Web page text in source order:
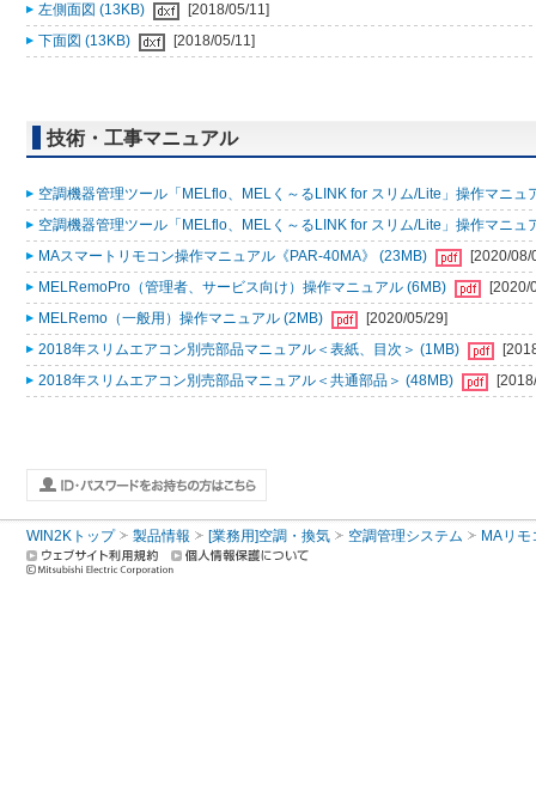
左側面図 (13KB)
[2018/05/11]
下面図 (13KB)
[2018/05/11]
技術・工事マニュアル
空調機器管理ツール「MELflo、MELく～るLINK for スリム/Lite」操作マニュ
空調機器管理ツール「MELflo、MELく～るLINK for スリム/Lite」操作マニュ
MAスマートリモコン操作マニュアル《PAR-40MA》 (23MB)
[2020/08/
MELRemoPro（管理者、サービス向け）操作マニュアル (6MB)
[2020/
MELRemo（一般用）操作マニュアル (2MB)
[2020/05/29]
2018年スリムエアコン別売部品マニュアル＜表紙、目次＞ (1MB)
2018年スリムエアコン別売部品マニュアル＜共通部品＞ (48MB)
WIN2Kトップ 製品情報 [業務用]空調・換気 空調管理システム MAリモ